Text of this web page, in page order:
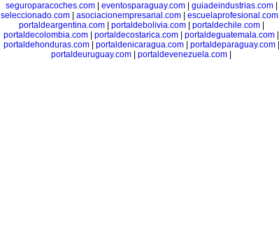
seguroparacoches.com| eventosparaguay.com| guiadeindustrias.com|
seleccionado.com| asociacionempresarial.com| escuelaprofesional.com|
portaldeargentina.com| portaldebolivia.com| portaldechile.com|
portaldecolombia.com
portaldecostarica.com portaldeguatemala.com
portaldehonduras.com| portaldenicaragua.com| portaldeparaguay.com|
portaldeuruguay.com
portaldevenezuela.com